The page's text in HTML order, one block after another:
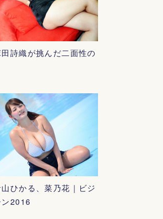
詩織が挑んだ二面性の
ひかる、菜乃花｜ビジ
ン2016